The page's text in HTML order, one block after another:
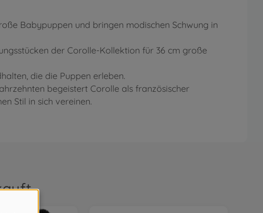
Babypuppen und bringen modischen Schwung in
der Corolle-Kollektion für 36 cm große
die die Puppen erleben.
begeistert Corolle als französischer
Stil in sich vereinen.